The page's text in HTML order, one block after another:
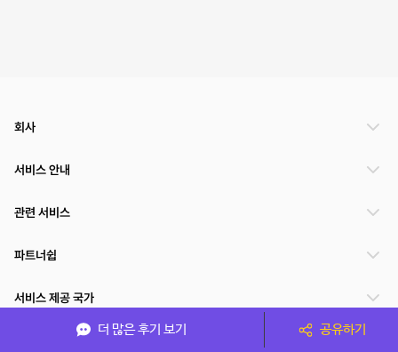
더 많은 후기 보기 공유하기
회사
서비스 안내
관련 서비스
파트너쉽
서비스 제공 국가